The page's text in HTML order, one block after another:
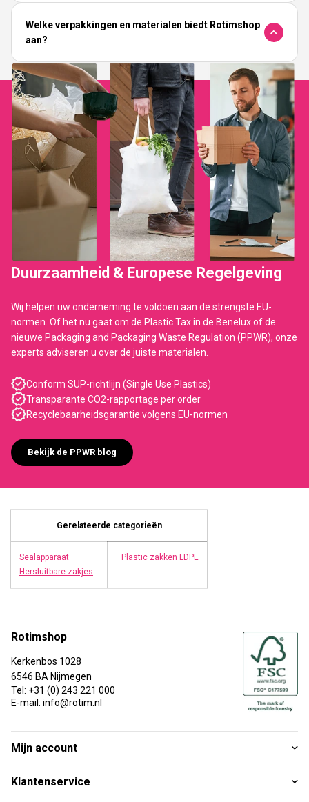
Welke verpakkingen en materialen biedt Rotimshop
aan?
Duurzaamheid & Europese Regelgeving
Wij helpen uw onderneming te voldoen aan de strengste EU-
normen. Of het nu gaat om de Plastic Tax in de Benelux of de
nieuwe Packaging and Packaging Waste Regulation (PPWR), onze
experts adviseren u over de juiste materialen.
Conform SUP-richtlijn (Single Use Plastics)
Transparante CO2-rapportage per order
Recyclebaarheidsgarantie volgens EU-normen
Bekijk de PPWR blog
Gerelateerde categorieën
Sealapparaat
Hersluitbare zakjes
Plastic zakken LDPE
Rotimshop
Kerkenbos 1028
6546 BA Nijmegen
Tel: +31 (0) 243 221 000
E-mail: info@rotim.nl
Mijn account
Klantenservice